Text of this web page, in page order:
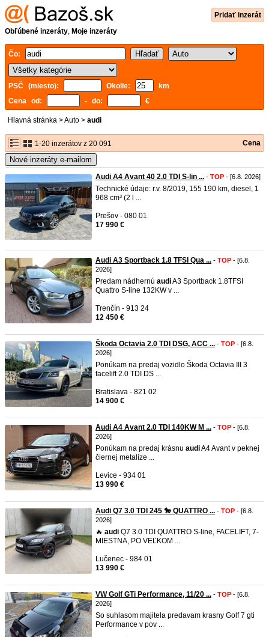
Pridať inzerát
Obľúbené inzeráty, Moje inzeráty
Čo:
PSČ (miesto): Okolie:
km
Cena od:
- do: €
Hlavná stránka >Auto > audi
1-20 inzerátov z 20 091 Cena
Nové inzeráty e-mailom
Audi A4 Avant 40 2.0 TDI S-lin ... - TOP - [6.8. 2026]
Technické údaje: r.v. 8/2019, 155 190 km, diesel, 1
968 cm³ (2 l ...
Prešov - 080 01
17 990 €
Audi A3 Sportback 1.8 TFSI Qua ... - TOP - [6.8.
2026]
Predam nádhernú audiA3 Sportback 1.8TFSI
Quattro S-line 132KW v ...
Trenčín - 913 24
12 450 €
Škoda Octavia 2.0 TDI DSG, ACC ... - TOP - [6.8.
2026]
Ponúkam na predaj vozidlo Škoda Octavia III 3
facelift 2.0 TDI DS ...
Bratislava - 821 02
14 900 €
Audi A4 Avant 2.0 TDI 140KW M ... - TOP - [6.8.
2026]
Ponúkam na predaj krásnu audiA4 Avant v peknej
čiernej metalíze ...
Levice - 934 01
13 990 €
Audi Q7 3.0 TDI 245 🐎 QUATTRO ... - TOP - [6.8.
2026]
🔥 audi Q7 3.0 TDI QUATTRO S-line, FACELIFT, 7-
MIESTNA, PO VEĽKOM ...
Lučenec - 984 01
13 990 €
VW Golf GTi Performance, 11/20 ... - TOP - [6.8.
2026]
So suhlasom majitela predavam krasny Golf 7 gti
Performance v pov ...